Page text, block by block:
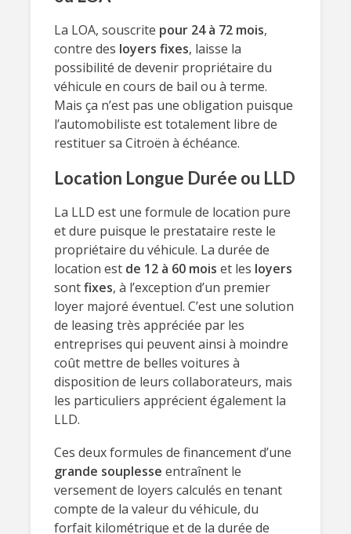
La LOA, souscrite pour 24 à 72 mois,
contre des loyers fixes, laisse la
possibilité de devenir propriétaire du
véhicule en cours de bail ou à terme.
Mais ça n’est pas une obligation puisque
l’automobiliste est totalement libre de
restituer sa Citroën à échéance.
Location Longue Durée ou LLD
La LLD est une formule de location pure
et dure puisque le prestataire reste le
propriétaire du véhicule. La durée de
location est de 12 à 60 mois et les loyers
sontfixes, à l’exception d’un premier
loyer majoré éventuel. C’est une solution
de leasing très appréciée par les
entreprises qui peuvent ainsi à moindre
coût mettre de belles voitures à
disposition de leurs collaborateurs, mais
les particuliers apprécient également la
LLD.
Ces deux formules de financement d’une
grande souplesse entraînent le
versement de loyers calculés en tenant
compte de la valeur du véhicule, du
forfait kilométrique et de la durée de